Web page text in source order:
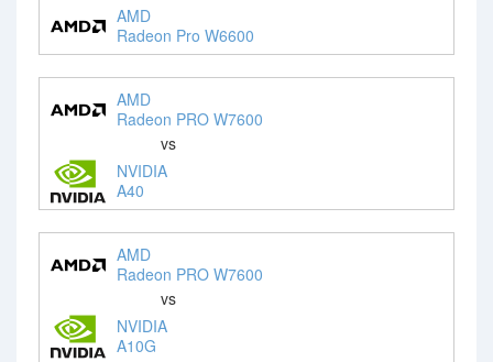
AMD
Radeon Pro W6600
AMD
Radeon PRO W7600
vs
NVIDIA
A40
AMD
Radeon PRO W7600
vs
NVIDIA
A10G